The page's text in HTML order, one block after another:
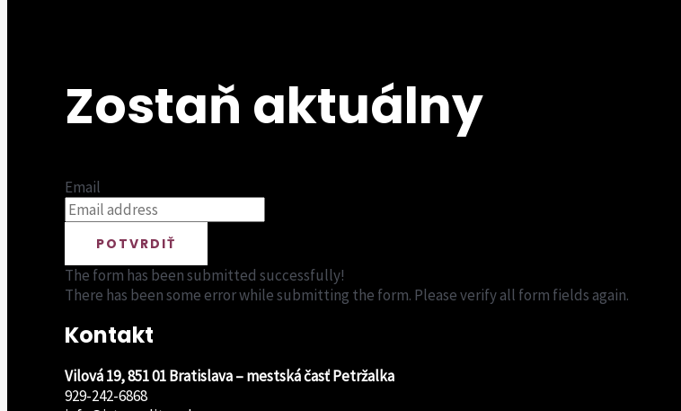
Zostaň aktuálny
Email
POTVRDIŤ
The form has been submitted successfully!
There has been some error while submitting the form. Please verify all form fields again.
Kontakt
Vilová 19, 851 01 Bratislava – mestská časť Petržalka
929-242-6868